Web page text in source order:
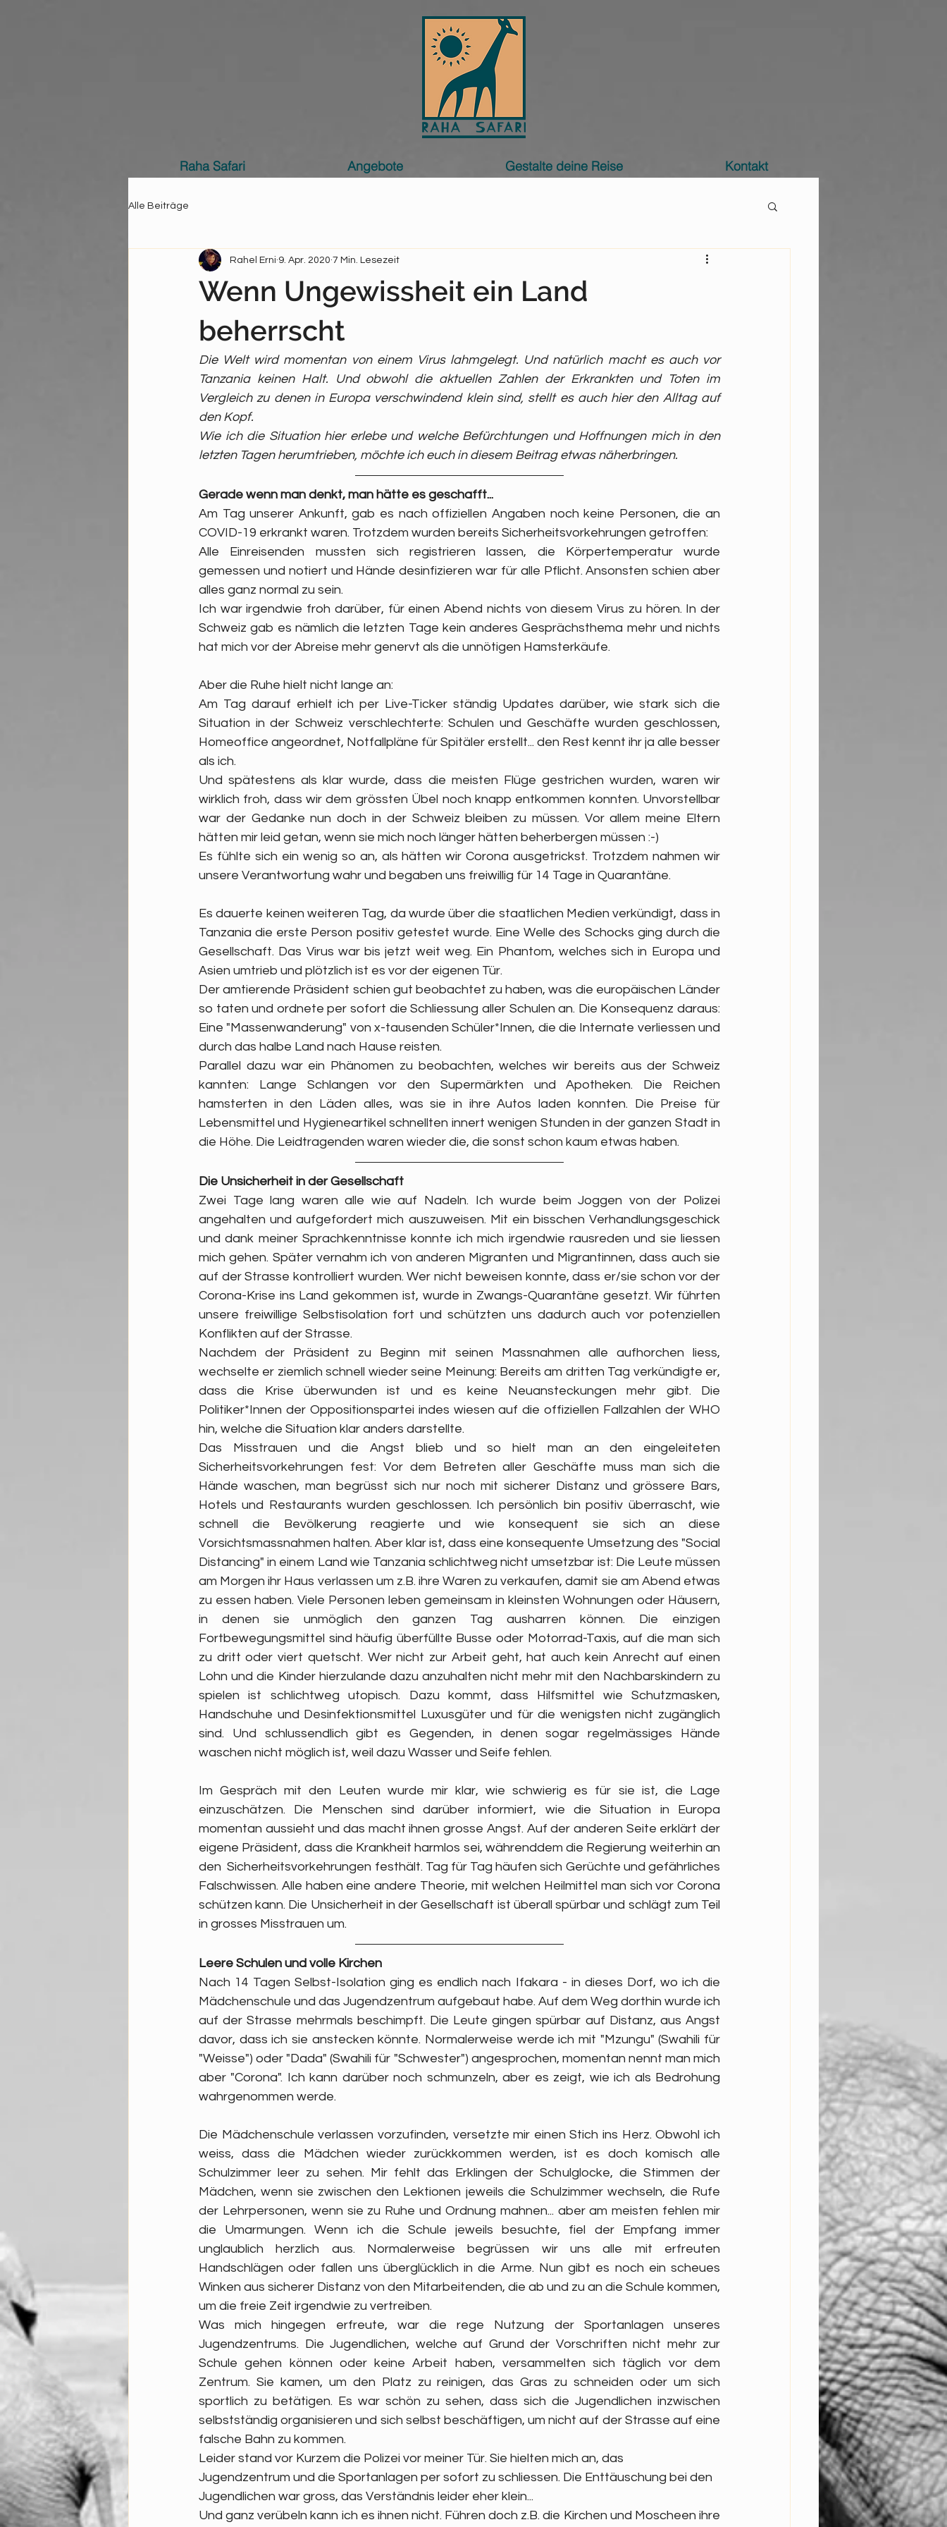
Raha Safari Angebote Gestalte deine Reise Kontakt
Alle Beiträge
Wenn Ungewissheit ein Land
beherrscht
Rahel Erni 9. Apr. 2020 7 Min. Lesezeit
Die Welt wird momentan von einem Virus lahmgelegt. Und natürlich macht es auch vor
Tanzania keinen Halt. Und obwohl die aktuellen Zahlen der Erkrankten und Toten im
Vergleich zu denen in Europa verschwindend klein sind, stellt es auch hier den Alltag auf
den Kopf.
Wie ich die Situation hier erlebe und welche Befürchtungen und Hoffnungen mich in den
letzten Tagen herumtrieben, möchte ich euch in diesem Beitrag etwas näherbringen.
Gerade wenn man denkt, man hätte es geschafft...
Am Tag unserer Ankunft, gab es nach offiziellen Angaben noch keine Personen, die an
COVID-19 erkrankt waren. Trotzdem wurden bereits Sicherheitsvorkehrungen getroffen:
Alle Einreisenden mussten sich registrieren lassen, die Körpertemperatur wurde
gemessen und notiert und Hände desinfizieren war für alle Pflicht. Ansonsten schien aber
alles ganz normal zu sein.
Ich war irgendwie froh darüber, für einen Abend nichts von diesem Virus zu hören. In der
Schweiz gab es nämlich die letzten Tage kein anderes Gesprächsthema mehr und nichts
hat mich vor der Abreise mehr genervt als die unnötigen Hamsterkäufe.
Aber die Ruhe hielt nicht lange an:
Am Tag darauf erhielt ich per Live-Ticker ständig Updates darüber, wie stark sich die
Situation in der Schweiz verschlechterte: Schulen und Geschäfte wurden geschlossen,
Homeoffice angeordnet, Notfallpläne für Spitäler erstellt... den Rest kennt ihr ja alle besser
als ich.
Und spätestens als klar wurde, dass die meisten Flüge gestrichen wurden, waren wir
wirklich froh, dass wir dem grössten Übel noch knapp entkommen konnten. Unvorstellbar
war der Gedanke nun doch in der Schweiz bleiben zu müssen. Vor allem meine Eltern
hätten mir leid getan, wenn sie mich noch länger hätten beherbergen müssen :-)
Es fühlte sich ein wenig so an, als hätten wir Corona ausgetrickst. Trotzdem nahmen wir
unsere Verantwortung wahr und begaben uns freiwillig für 14 Tage in Quarantäne.
Es dauerte keinen weiteren Tag, da wurde über die staatlichen Medien verkündigt, dass in
Tanzania die erste Person positiv getestet wurde. Eine Welle des Schocks ging durch die
Gesellschaft. Das Virus war bis jetzt weit weg. Ein Phantom, welches sich in Europa und
Asien umtrieb und plötzlich ist es vor der eigenen Tür.
Der amtierende Präsident schien gut beobachtet zu haben, was die europäischen Länder
so taten und ordnete per sofort die Schliessung aller Schulen an. Die Konsequenz daraus:
Eine "Massenwanderung" von x-tausenden Schüler*Innen, die die Internate verliessen und
durch das halbe Land nach Hause reisten.
Parallel dazu war ein Phänomen zu beobachten, welches wir bereits aus der Schweiz
kannten: Lange Schlangen vor den Supermärkten und Apotheken. Die Reichen
hamsterten in den Läden alles, was sie in ihre Autos laden konnten. Die Preise für
Lebensmittel und Hygieneartikel schnellten innert wenigen Stunden in der ganzen Stadt in
die Höhe. Die Leidtragenden waren wieder die, die sonst schon kaum etwas haben.
Die Unsicherheit in der Gesellschaft
Zwei Tage lang waren alle wie auf Nadeln. Ich wurde beim Joggen von der Polizei
angehalten und aufgefordert mich auszuweisen. Mit ein bisschen Verhandlungsgeschick
und dank meiner Sprachkenntnisse konnte ich mich irgendwie rausreden und sie liessen
mich gehen. Später vernahm ich von anderen Migranten und Migrantinnen, dass auch sie
auf der Strasse kontrolliert wurden. Wer nicht beweisen konnte, dass er/sie schon vor der
Corona-Krise ins Land gekommen ist, wurde in Zwangs-Quarantäne gesetzt. Wir führten
unsere freiwillige Selbstisolation fort und schützten uns dadurch auch vor potenziellen
Konflikten auf der Strasse.
Nachdem der Präsident zu Beginn mit seinen Massnahmen alle aufhorchen liess,
wechselte er ziemlich schnell wieder seine Meinung: Bereits am dritten Tag verkündigte er,
dass die Krise überwunden ist und es keine Neuansteckungen mehr gibt. Die
Politiker*Innen der Oppositionspartei indes wiesen auf die offiziellen Fallzahlen der WHO
hin, welche die Situation klar anders darstellte.
Das Misstrauen und die Angst blieb und so hielt man an den eingeleiteten
Sicherheitsvorkehrungen fest: Vor dem Betreten aller Geschäfte muss man sich die
Hände waschen, man begrüsst sich nur noch mit sicherer Distanz und grössere Bars,
Hotels und Restaurants wurden geschlossen. Ich persönlich bin positiv überrascht, wie
schnell die Bevölkerung reagierte und wie konsequent sie sich an diese
Vorsichtsmassnahmen halten. Aber klar ist, dass eine konsequente Umsetzung des "Social
Distancing" in einem Land wie Tanzania schlichtweg nicht umsetzbar ist: Die Leute müssen
am Morgen ihr Haus verlassen um z.B. ihre Waren zu verkaufen, damit sie am Abend etwas
zu essen haben. Viele Personen leben gemeinsam in kleinsten Wohnungen oder Häusern,
in denen sie unmöglich den ganzen Tag ausharren können. Die einzigen
Fortbewegungsmittel sind häufig überfüllte Busse oder Motorrad-Taxis, auf die man sich
zu dritt oder viert quetscht. Wer nicht zur Arbeit geht, hat auch kein Anrecht auf einen
Lohn und die Kinder hierzulande dazu anzuhalten nicht mehr mit den Nachbarskindern zu
spielen ist schlichtweg utopisch. Dazu kommt, dass Hilfsmittel wie Schutzmasken,
Handschuhe und Desinfektionsmittel Luxusgüter und für die wenigsten nicht zugänglich
sind. Und schlussendlich gibt es Gegenden, in denen sogar regelmässiges Hände
waschen nicht möglich ist, weil dazu Wasser und Seife fehlen.
Im Gespräch mit den Leuten wurde mir klar, wie schwierig es für sie ist, die Lage
einzuschätzen. Die Menschen sind darüber informiert, wie die Situation in Europa
momentan aussieht und das macht ihnen grosse Angst. Auf der anderen Seite erklärt der
eigene Präsident, dass die Krankheit harmlos sei, währenddem die Regierung weiterhin an
den  Sicherheitsvorkehrungen festhält. Tag für Tag häufen sich Gerüchte und gefährliches
Falschwissen. Alle haben eine andere Theorie, mit welchen Heilmittel man sich vor Corona
schützen kann. Die Unsicherheit in der Gesellschaft ist überall spürbar und schlägt zum Teil
in grosses Misstrauen um.
Leere Schulen und volle Kirchen
Nach 14 Tagen Selbst-Isolation ging es endlich nach Ifakara - in dieses Dorf, wo ich die
Mädchenschule und das Jugendzentrum aufgebaut habe. Auf dem Weg dorthin wurde ich
auf der Strasse mehrmals beschimpft. Die Leute gingen spürbar auf Distanz, aus Angst
davor, dass ich sie anstecken könnte. Normalerweise werde ich mit "Mzungu" (Swahili für
"Weisse") oder "Dada" (Swahili für "Schwester") angesprochen, momentan nennt man mich
aber "Corona". Ich kann darüber noch schmunzeln, aber es zeigt, wie ich als Bedrohung
wahrgenommen werde.
Die Mädchenschule verlassen vorzufinden, versetzte mir einen Stich ins Herz. Obwohl ich
weiss, dass die Mädchen wieder zurückkommen werden, ist es doch komisch alle
Schulzimmer leer zu sehen. Mir fehlt das Erklingen der Schulglocke, die Stimmen der
Mädchen, wenn sie zwischen den Lektionen jeweils die Schulzimmer wechseln, die Rufe
der Lehrpersonen, wenn sie zu Ruhe und Ordnung mahnen... aber am meisten fehlen mir
die Umarmungen. Wenn ich die Schule jeweils besuchte, fiel der Empfang immer
unglaublich herzlich aus. Normalerweise begrüssen wir uns alle mit erfreuten
Handschlägen oder fallen uns überglücklich in die Arme. Nun gibt es noch ein scheues
Winken aus sicherer Distanz von den Mitarbeitenden, die ab und zu an die Schule kommen,
um die freie Zeit irgendwie zu vertreiben.
Was mich hingegen erfreute, war die rege Nutzung der Sportanlagen unseres
Jugendzentrums. Die Jugendlichen, welche auf Grund der Vorschriften nicht mehr zur
Schule gehen können oder keine Arbeit haben, versammelten sich täglich vor dem
Zentrum. Sie kamen, um den Platz zu reinigen, das Gras zu schneiden oder um sich
sportlich zu betätigen. Es war schön zu sehen, dass sich die Jugendlichen inzwischen
selbstständig organisieren und sich selbst beschäftigen, um nicht auf der Strasse auf eine
falsche Bahn zu kommen.
Leider stand vor Kurzem die Polizei vor meiner Tür. Sie hielten mich an, das
Jugendzentrum und die Sportanlagen per sofort zu schliessen. Die Enttäuschung bei den
Jugendlichen war gross, das Verständnis leider eher klein...
Und ganz verübeln kann ich es ihnen nicht. Führen doch z.B. die Kirchen und Moscheen ihre